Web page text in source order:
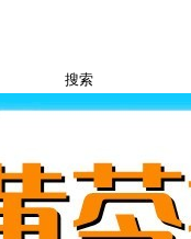
搜索